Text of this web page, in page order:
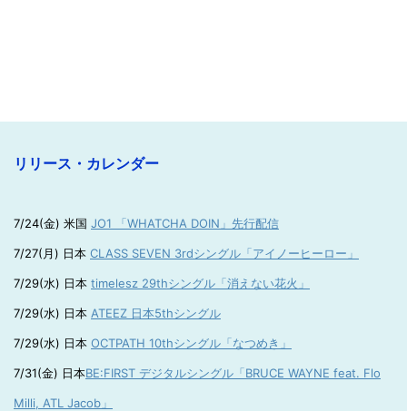
リリース・カレンダー
7/24(金) 米国 JO1 「WHATCHA DOIN」先行配信
7/27(月) 日本 CLASS SEVEN 3rdシングル「アイノーヒーロー」
7/29(水) 日本 timelesz 29thシングル「消えない花火」
7/29(水) 日本 ATEEZ 日本5thシングル
7/29(水) 日本 OCTPATH 10thシングル「なつめき」
7/31(金) 日本BE:FIRST デジタルシングル「BRUCE WAYNE feat. Flo
Milli, ATL Jacob」